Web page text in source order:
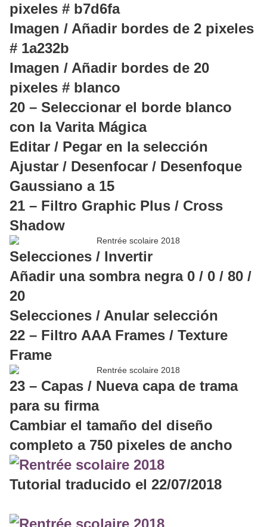
pixeles # b7d6fa
Imagen / Añadir bordes de 2 pixeles
# 1a232b
Imagen / Añadir bordes de 20
pixeles # blanco
20 – Seleccionar el borde blanco
con la Varita Mágica
Editar / Pegar en la selección
Ajustar / Desenfocar / Desenfoque
Gaussiano a 15
21 – Filtro Graphic Plus / Cross
Shadow
Selecciones / Invertir
Añadir una sombra negra 0 / 0 / 80 /
20
Selecciones / Anular selección
22 – Filtro AAA Frames / Texture
Frame
23 – Capas / Nueva capa de trama
para su firma
Cambiar el tamaño del diseño
completo a 750 pixeles de ancho
Tutorial traducido el 22/07/2018